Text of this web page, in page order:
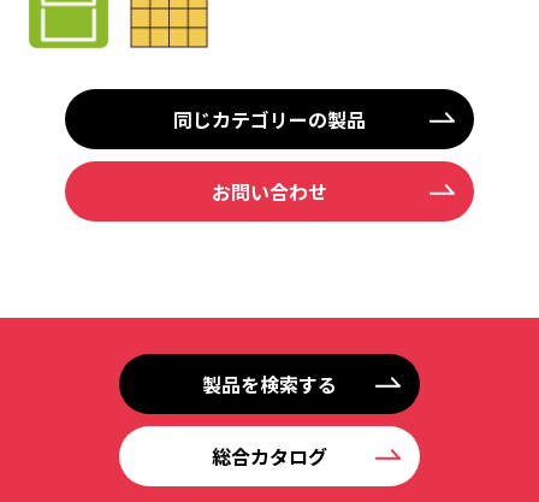
同じカテゴリーの製品
お問い合わせ
製品を検索する
総合カタログ